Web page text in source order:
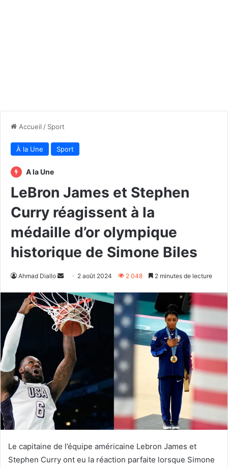
Accueil / Sport
À la Une Sport
A la Une
LeBron James et Stephen
Curry réagissent à la
médaille d’or olympique
historique de Simone Biles
Ahmad Diallo
Envoyer
courriel
2 août 2024 2 048 2 minutes de lecture
Le capitaine de l’équipe américaine Lebron James et
Stephen Curry ont eu la réaction parfaite lorsque Simone